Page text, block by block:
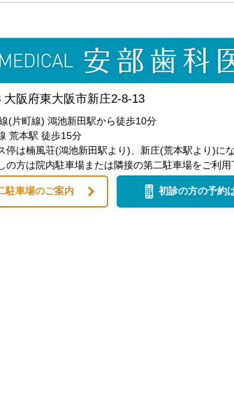
大阪府東大阪市新庄2-8-13
(片町線) 鴻池新田駅から徒歩10分
荒本駅 徒歩15分
停は楠風荘(鴻池新田駅より)、新庄(荒本駅より)にな
の方は院内駐車場または隣接の第二駐車場をご利用
駐車場のご案内 初診の方の予約